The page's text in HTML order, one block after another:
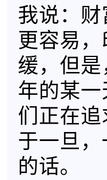
我说：
更容易
缓，但
年的某
们正在
于一旦
的话。